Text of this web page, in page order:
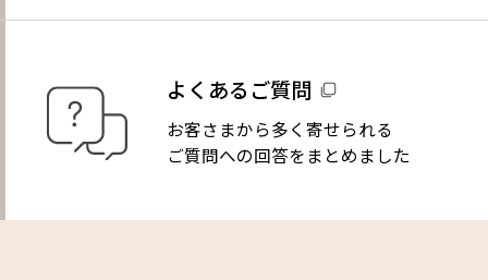
よくあるご質問
お客さまから多く寄せられる
ご質問への回答をまとめました